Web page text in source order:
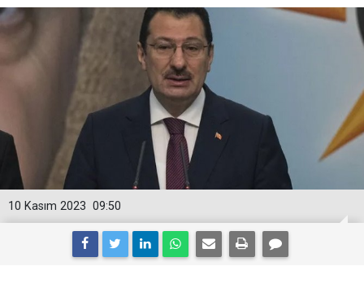
09:50
10 Kasım 2023